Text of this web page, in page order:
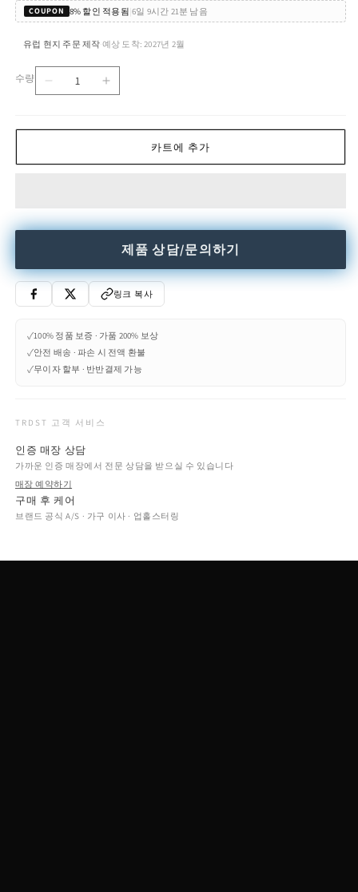
COUPON 8% 할인 적용됨 |6일 9시간 21분 남음
유럽 현지 주문 제작 예상 도착: 2027년 2월
수량
kayak
줄
kayak
늘
카트에 추가
제품 상담/문의하기
링크 복사
✓100% 정품 보증 · 가품 200% 보상
✓안전 배송 · 파손 시 전액 환불
✓무이자 할부 · 반반결제 가능
TRDST 고객 서비스
인증 매장 상담
가까운 인증 매장에서 전문 상담을 받으실 수 있습니다
매장 예약하기
구매 후 케어
브랜드 공식 A/S · 가구 이사 · 업홀스터링